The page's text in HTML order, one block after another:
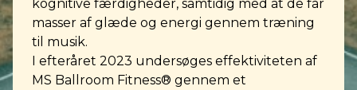
kognitive færdigheder, samtidig med at de får
masser af glæde og energi gennem træning
til musik.
I efteråret 2023 undersøges effektiviteten af
MS Ballroom Fitness® gennem et